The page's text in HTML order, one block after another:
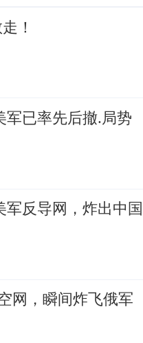
！
军已率先后撤.局势
反导网，炸出中国
网，瞬间炸飞俄军